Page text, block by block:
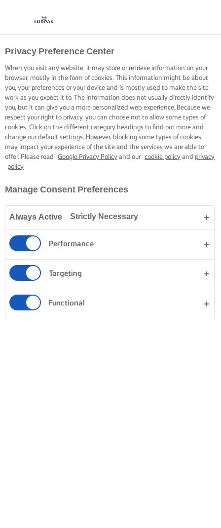
Privacy Preference Center
When you visit any website, it may store or retrieve information on your
browser, mostly in the form of cookies. This information might be about
you, your preferences or your device and is mostly used to make the site
work as you expect it to. The information does not usually directly identify
you, but it can give you a more personalized web experience. Because we
respect your right to privacy, you can choose not to allow some types of
cookies. Click on the different category headings to find out more and
change our default settings. However, blocking some types of cookies
may impact your experience of the site and the services we are able to
offer. Please read
Google Privacy Policy and our cookie policy and privacy
policy
Manage Consent Preferences
Strictly Necessary
Always Active
Performance
Targeting
Functional